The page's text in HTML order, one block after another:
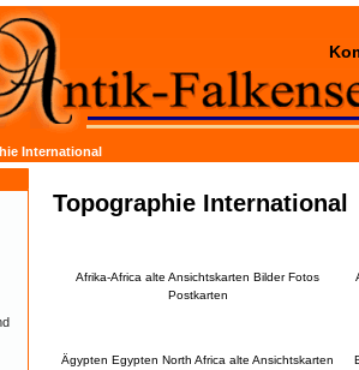
International
Topographie International
Afrika-Africa alte Ansichtskarten Bilder Fotos
Postkarten
Ägypten Egypten North Africa alte Ansichtskarten